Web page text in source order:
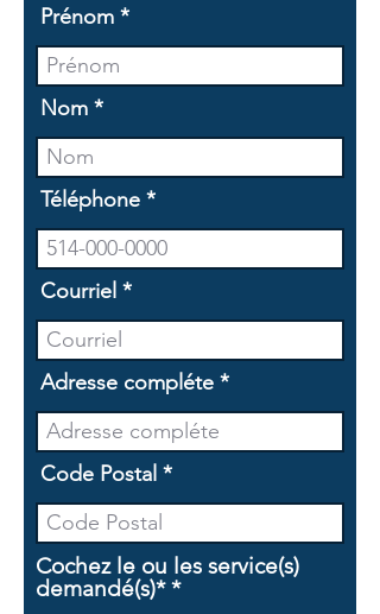
Prénom
Nom
Téléphone
Courriel
Adresse compléte
Code Postal
Cochez le ou les service(s)
demandé(s)* *O